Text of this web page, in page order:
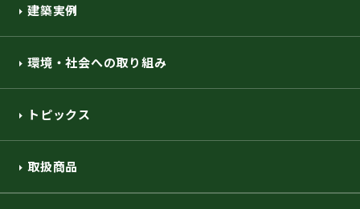
建築実例
環境・社会への取り組み
トピックス
取扱商品